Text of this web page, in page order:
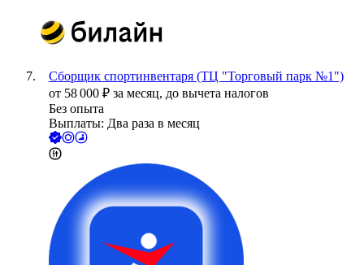
Сборщик спортинвентаря (ТЦ "Торговый парк №1")
от 58 000 ₽ за месяц, до вычета налогов
Без опыта
Выплаты: Два раза в месяц